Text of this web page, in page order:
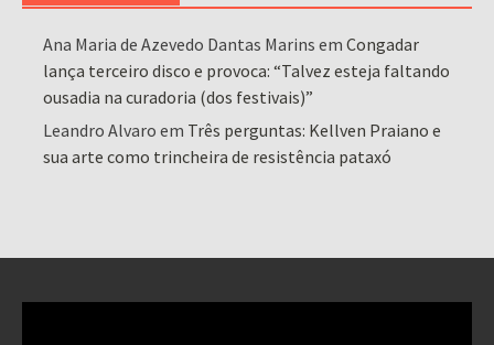
Ana Maria de Azevedo Dantas Marins emCongadar
lança terceiro disco e provoca: “Talvez esteja faltando
ousadia na curadoria (dos festivais)”
Leandro Alvaro em Três perguntas: Kellven Praiano e
sua arte como trincheira de resistência pataxó